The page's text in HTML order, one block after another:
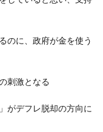
のに、政府が金を使う
刺激となる
」がデフレ脱却の方向に